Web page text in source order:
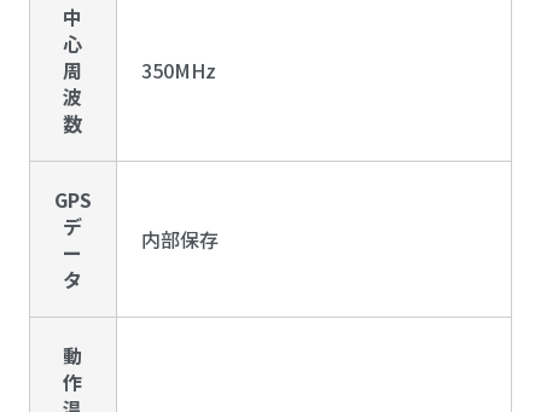
中
心
周
波
数
350MHz
GPS
デ
ー
タ
内部保存
動
作